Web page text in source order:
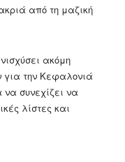
από τη μαζική
ακόμη
για την Κεφαλονιά
συνεχίζει να
λίστες και